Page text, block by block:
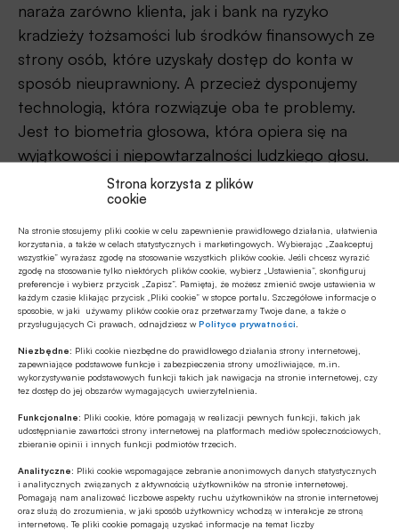
Strona korzysta z plików
cookie
Na stronie stosujemy pliki cookie w celu zapewnienie prawidłowego działania, ułatwienia
korzystania, a także w celach statystycznych i marketingowych. Wybierając „Zaakceptuj
wszystkie” wyrażasz zgodę na stosowanie wszystkich plików cookie. Jeśli chcesz wyrazić
zgodę na stosowanie tylko niektórych plików cookie, wybierz „Ustawienia”, skonfiguruj
preferencje i wybierz przycisk „Zapisz”. Pamiętaj, że możesz zmienić swoje ustawienia w
każdym czasie klikając przycisk „Pliki cookie” w stopce portalu. Szczegółowe informacje o
sposobie, w jaki używamy plików cookie oraz przetwarzamy Twoje dane, a także o
przysługujących Ci prawach, odnajdziesz wPolityce prywatności
Niezbędne: Pliki cookie niezbędne do prawidłowego działania strony internetowej,
zapewniające podstawowe funkcje i zabezpieczenia strony umożliwiające, m.in.
wykorzystywanie podstawowych funkcji takich jak nawigacja na stronie internetowej, czy
tez dostęp do jej obszarów wymagających uwierzytelnienia.
Funkcjonalne: Pliki cookie, które pomagają w realizacji pewnych funkcji, takich jak
udostępnianie zawartości strony internetowej na platformach mediów społecznościowych,
zbieranie opinii i innych funkcji podmiotów trzecich.
Analityczne: Pliki cookie wspomagające zebranie anonimowych danych statystycznych
i analitycznych związanych z aktywnością użytkowników na stronie internetowej.
Pomagają nam analizować liczbowe aspekty ruchu użytkowników na stronie internetowej
oraz służą do zrozumienia, w jaki sposób użytkownicy wchodzą w interakcje ze stroną
internetową. Te pliki cookie pomagają uzyskać informacje na temat liczby
naraża zarówno klienta, jak i bank na ryzyko
kradzieży tożsamości lub środków finansowych ze
strony osób, które uzyskały dostęp do konta w
sposób nieuprawniony. A przecież dysponujemy
technologią, która rozwiązuje oba te problemy.
Jest to biometria głosowa, która opiera się na
wyjątkowości i niepowtarzalności ludzkiego głosu.
Wykorzystuje zarówno unikalne cechy fizyczne, jak
również behawioralne, tworząc na tej podstawie
„odcisk głosu”, służący do jednoznacznego
zidentyfikowania danej osoby. Korzystając z
aplikacji Sygnity LivePass, banki będą mogły
usprawnić wiele procesów uwierzytelniających,
podnosząc tym samym poziom ich
bezpieczeństwa. Biometria głosowa jest bowiem
uważana za jedną z najbezpieczniejszych metod
weryfikacji na odległość – unikalność głosu
każdego człowieka sprawia, że nie można go w
żaden sposób podrobić.
Jakie jeszcze wyzwania stoją obecnie przed
branżą finansową?